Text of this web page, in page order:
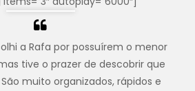
a Rafa por possuírem o menor
tive o prazer de descobrir que
muito organizados, rápidos e